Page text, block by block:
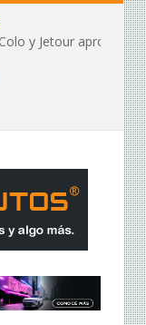
Autos y fútbol: Vozinha llegó a Colo-Colo y Jetour aprovechó los flashes